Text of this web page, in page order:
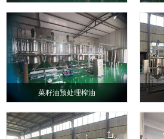
菜籽油预处理榨油